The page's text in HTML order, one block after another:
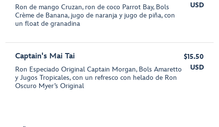
Ron de mango Cruzan, ron de coco Parrot Bay, Bols
Crème de Banana, jugo de naranja y jugo de piña, con
un float de granadina
USD
Captain's Mai Tai
Ron Especiado Original Captain Morgan, Bols Amaretto
y Jugos Tropicales, con un refresco con helado de Ron
Oscuro Myer’s Original
$15.50
USD